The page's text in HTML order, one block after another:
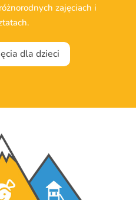
zajęciach i
dla dzieci